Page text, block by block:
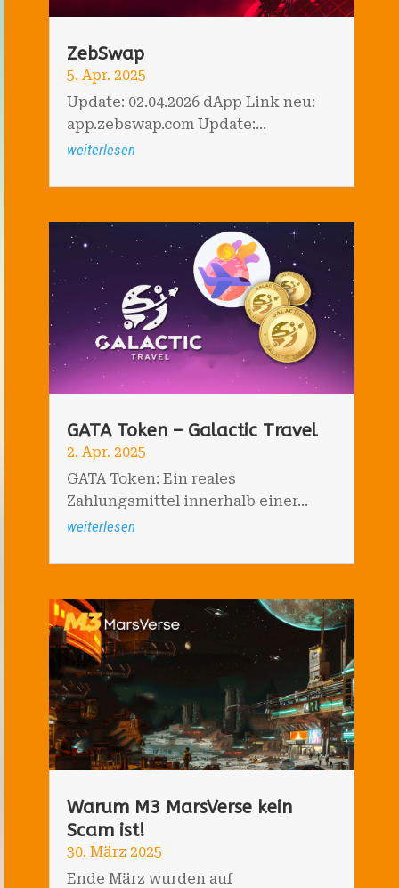
ZebSwap
5. Apr. 2025
Update: 02.04.2026 dApp Link neu:
app.zebswap.com Update:...
weiterlesen
GATA Token – Galactic Travel
2. Apr. 2025
GATA Token: Ein reales
Zahlungsmittel innerhalb einer...
weiterlesen
Warum M3 MarsVerse kein
Scam ist!
30. März 2025
Ende März wurden auf